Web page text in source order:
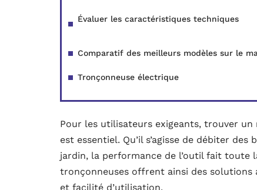
Évaluer les caractéristiques techniques
Comparatif des meilleurs modèles sur le
Tronçonneuse électrique
Pour les utilisateurs exigeants, trouver
est essentiel. Qu’il s’agisse de débiter
jardin, la performance de l’outil fait toute
tronçonneuses offrent ainsi des solutions
et facilité d’utilisation.